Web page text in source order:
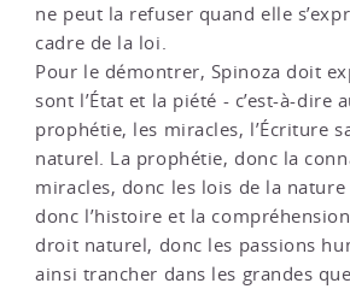
ne peut la refuser quand elle
cadre de la loi.
Pour le démontrer, Spinoza doit
sont l’État et la piété - c’est-à-dire
prophétie, les miracles, l’Écriture
naturel. La prophétie, donc la
miracles, donc les lois de la nature
donc l’histoire et la
droit naturel, donc les passions
ainsi trancher dans les grandes